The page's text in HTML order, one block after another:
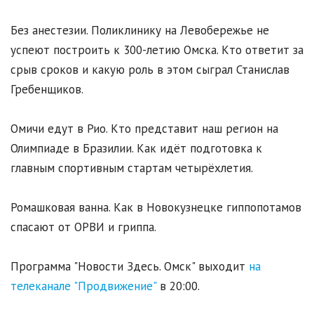
Без анестезии. Поликлинику на Левобережье не
успеют построить к 300-летию Омска. Кто ответит за
срыв сроков и какую роль в этом сыграл Станислав
Гребенщиков.
Омичи едут в Рио. Кто представит наш регион на
Олимпиаде в Бразилии. Как идёт подготовка к
главным спортивным стартам четырёхлетия.
Ромашковая ванна. Как в Новокузнецке гиппопотамов
спасают от ОРВИ и гриппа.
Программа "Новости Здесь. Омск" выходит на
телеканале "Продвижение"в 20:00.